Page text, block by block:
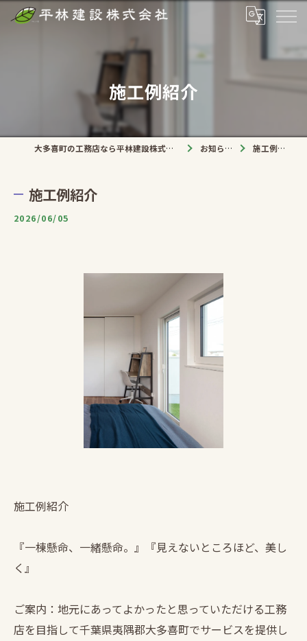
施工例紹介
大多喜町の工務店なら平林建設株式会社 お知らせ 施工例紹介
施工例紹介
2026/06/05
施工例紹介
『一棟懸命、一緒懸命。』『見えないところほど、美し
く』
ご案内：地元にあってよかったと思っていただける工務
店を目指して千葉県夷隅郡大多喜町でサービスを提供し